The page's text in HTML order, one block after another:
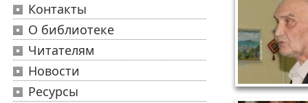
Контакты
О библиотеке
Читателям
Новости
Ресурсы